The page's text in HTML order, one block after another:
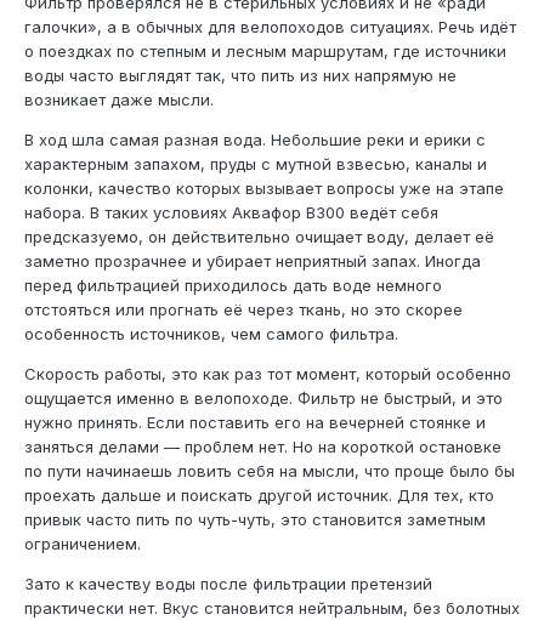
галочки», а в обычных для велопоходов ситуациях. Речь идёт
о поездках по степным и лесным маршрутам, где источники
воды часто выглядят так, что пить из них напрямую не
возникает даже мысли.
В ход шла самая разная вода. Небольшие реки и ерики с
характерным запахом, пруды с мутной взвесью, каналы и
колонки, качество которых вызывает вопросы уже на этапе
набора. В таких условиях Аквафор В300 ведёт себя
предсказуемо, он действительно очищает воду, делает её
заметно прозрачнее и убирает неприятный запах. Иногда
перед фильтрацией приходилось дать воде немного
отстояться или прогнать её через ткань, но это скорее
особенность источников, чем самого фильтра.
Скорость работы, это как раз тот момент, который особенно
ощущается именно в велопоходе. Фильтр не быстрый, и это
нужно принять. Если поставить его на вечерней стоянке и
заняться делами — проблем нет. Но на короткой остановке
по пути начинаешь ловить себя на мысли, что проще было бы
проехать дальше и поискать другой источник. Для тех, кто
привык часто пить по чуть-чуть, это становится заметным
ограничением.
Зато к качеству воды после фильтрации претензий
практически нет. Вкус становится нейтральным, без болотных